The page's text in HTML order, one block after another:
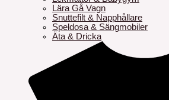
Lära Gå Vagn
Snuttefilt & Napphållare
Speldosa & Sängmobiler
Äta & Dricka